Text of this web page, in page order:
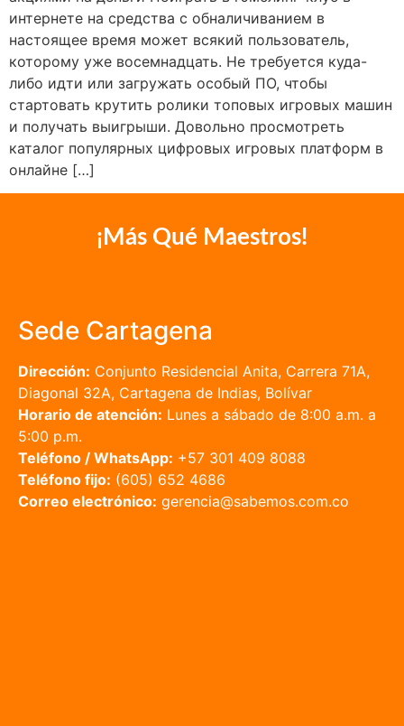
интернете на средства с обналичиванием в
настоящее время может всякий пользователь,
которому уже восемнадцать. Не требуется куда-
либо идти или загружать особый ПО, чтобы
стартовать крутить ролики топовых игровых машин
и получать выигрыши. Довольно просмотреть
каталог популярных цифровых игровых платформ в
онлайне […]
¡Más Qué Maestros!
Sede Cartagena
Dirección: Conjunto Residencial Anita, Carrera 71A,
Diagonal 32A, Cartagena de Indias, Bolívar
Horario de atención: Lunes a sábado de 8:00 a.m. a
5:00 p.m.
Teléfono / WhatsApp: +57 301 409 8088
Teléfono fijo: (605) 652 4686
Correo electrónico: gerencia@sabemos.com.co